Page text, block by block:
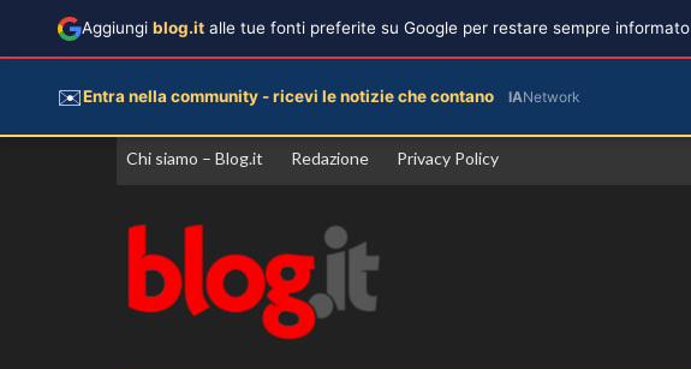
Vai
Chi siamo – Blog.it Redazione Privacy Policy
Aggiungi blog.it alle tue fonti preferite su Google per restare sempre informato
✉️Entra nella community - ricevi le notizie che contano IANetwork